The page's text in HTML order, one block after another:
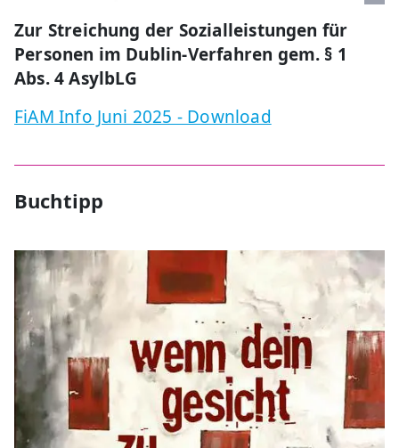
Zur Streichung der Sozialleistungen für
Personen im Dublin-Verfahren gem. § 1
Abs. 4 AsylbLG
FiAM Info Juni 2025 - Download
Buchtipp